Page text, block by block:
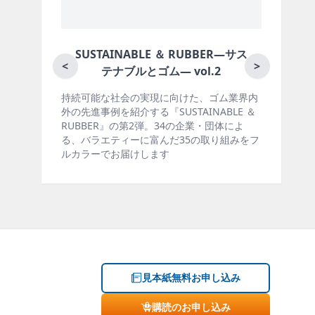
< >
＆ RUBBER―サス
ルとゴム― vol.2
実現に向けた、ゴム業界内
介する『SUSTAINABLE ＆
。34の企業・団体によ
に富んだ35の取り組みをフ
月刊ラバーインダストリ
ゴム報知新聞の姉妹誌。ゴム・エ
製品・市場分野別の動向、新製品
材料動向、設備・機械の紹介、イ
ー、海外企業情報、統計などをコ
掲載しています。エッセイ（寄稿
見本紙無料お申し込み
購読のお申し込み